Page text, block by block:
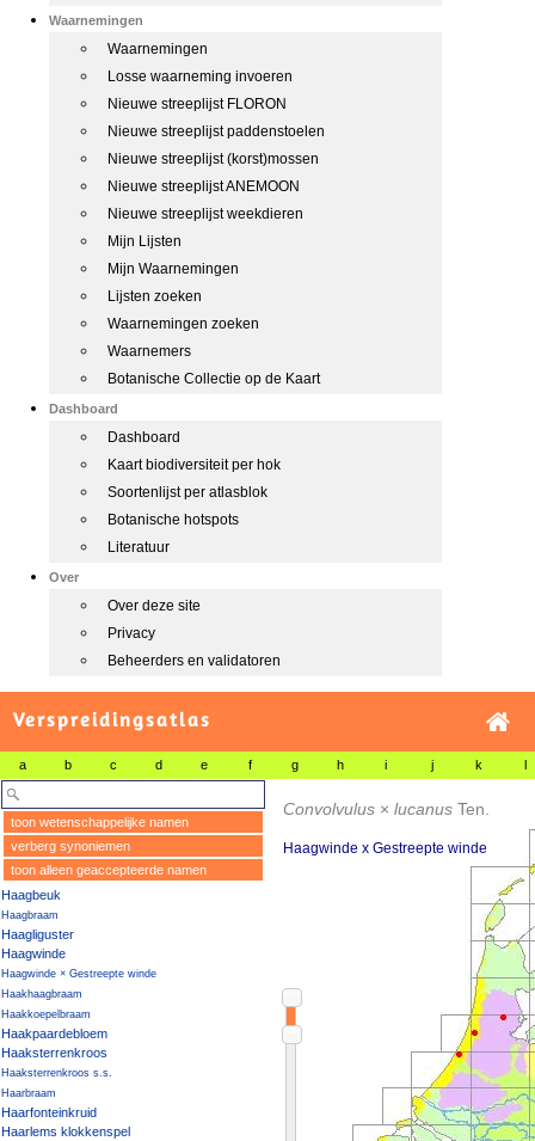
Waarnemingen
Waarnemingen
Losse waarneming invoeren
Nieuwe streeplijst FLORON
Nieuwe streeplijst paddenstoelen
Nieuwe streeplijst (korst)mossen
Nieuwe streeplijst ANEMOON
Nieuwe streeplijst weekdieren
Mijn Lijsten
Mijn Waarnemingen
Lijsten zoeken
Waarnemingen zoeken
Waarnemers
Botanische Collectie op de Kaart
Dashboard
Dashboard
Kaart biodiversiteit per hok
Soortenlijst per atlasblok
Botanische hotspots
Literatuur
Over
Over deze site
Privacy
Beheerders en validatoren
Verspreidingsatlas
a b c d e f g h i j k l
toon wetenschappelijke namen
verberg synoniemen
toon alleen geaccepteerde namen
Haagbeuk
Haagbraam
Haagliguster
Haagwinde
Haagwinde × Gestreepte winde
Haakhaagbraam
Haakkoepelbraam
Haakpaardebloem
Haaksterrenkroos
Haaksterrenkroos s.s.
Haarbraam
Haarfonteinkruid
Haarlems klokkenspel
Convolvulus × lucanus Ten.
Haagwinde x Gestreepte winde